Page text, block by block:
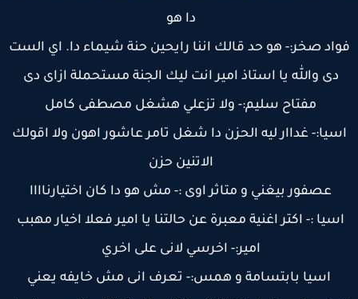
دا هو
صخر:- هو حد قالك اننا رايحين حنة شيماء دا. اي الست
دى والله يا استاذ امير انت ليك الجنة مستحملة ازاى دى
مفتاح سليم:- ولا تزعلي هشغل مصطفى كامل
غداار ليه الحزن دا شغل تامر عاشور اهون ولا اقولك
الاتنين حزن
عصفور بيغني و متاثر اوى :- مش هو دا كان اختيارناااا
اسيا :- اكتر اغنية معبرة عن حالتنا يا امير فعلا اخيار مهبب
امير:- اخرسي لانى على اخري
اسيا بابتسامة و همس:- تعرف انى مش خايفه يعني